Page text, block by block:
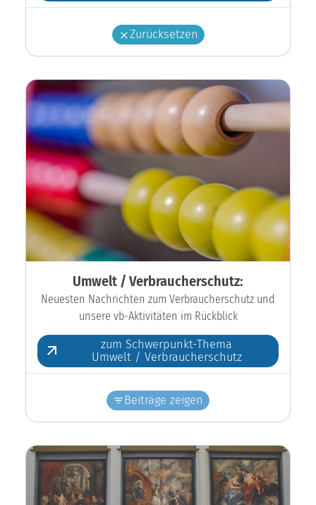
Zurücksetzen
Umwelt / Verbraucherschutz:
Neuesten Nachrichten zum Verbraucherschutz und
unsere vb-Aktivitäten im Rückblick
zum Schwerpunkt-Thema
Umwelt / Verbraucherschutz
Beiträge zeigen